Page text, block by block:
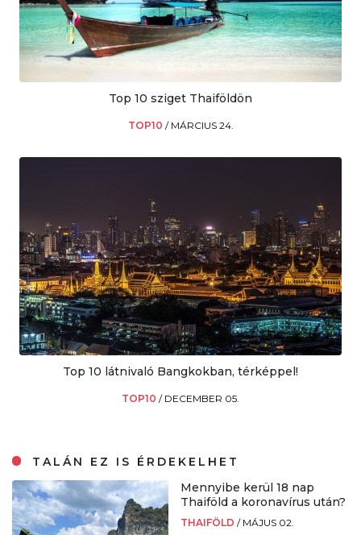
Top 10 sziget Thaiföldön
TOP10 / MÁRCIUS 24.
Top 10 látnivaló Bangkokban, térképpel!
TOP10 / DECEMBER 05.
TALÁN EZ IS ÉRDEKELHET
Mennyibe kerül 18 nap
Thaiföld a koronavírus után?
THAIFÖLD / MÁJUS 02.